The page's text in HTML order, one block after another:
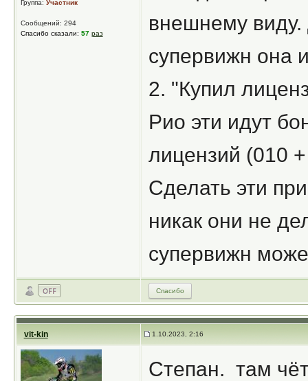
Группа: Участник
Сообщений: 294
Спасибо сказали: 57 раз
внешнему виду.
супервижн она
2. "Купил
Рио эти идут
лицензий (010
Сделать эти
никак они не
супервижн
Спасибо
vit-kin 1.10.2023, 2:16
Степан. там